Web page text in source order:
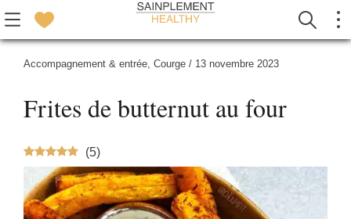
Accompagnement & entrée, Courge / 13 novembre 2023
Frites de butternut au four
(5)